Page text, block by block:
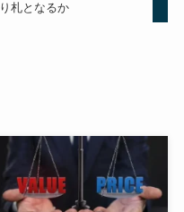
り札となるか